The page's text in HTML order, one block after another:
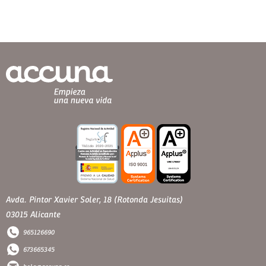
Avda. Pintor Xavier Soler, 18 (Rotonda Jesuitas)
03015 Alicante
965126690
673665345